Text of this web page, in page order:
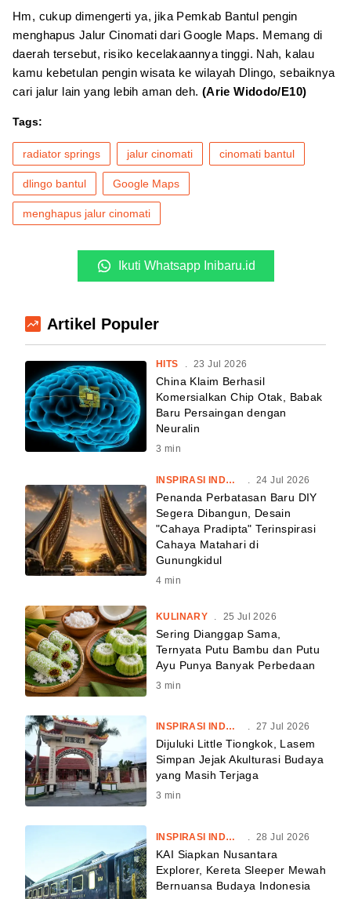
Hm, cukup dimengerti ya, jika Pemkab Bantul pengin
menghapus Jalur Cinomati dari Google Maps. Memang di
daerah tersebut, risiko kecelakaannya tinggi. Nah, kalau
kamu kebetulan pengin wisata ke wilayah Dlingo, sebaiknya
cari jalur lain yang lebih aman deh. (Arie Widodo/E10)
Tags:
radiator springs jalur cinomati cinomati bantul
dlingo bantul Google Maps
menghapus jalur cinomati
Ikuti Whatsapp Inibaru.id
Artikel Populer
HITS . 23 Jul 2026
China Klaim Berhasil
Komersialkan Chip Otak, Babak
Baru Persaingan dengan
Neuralin
3 min
INSPIRASI INDONESIA . 24 Jul 2026
Penanda Perbatasan Baru DIY
Segera Dibangun, Desain
"Cahaya Pradipta" Terinspirasi
Cahaya Matahari di
Gunungkidul
4 min
KULINARY . 25 Jul 2026
Sering Dianggap Sama,
Ternyata Putu Bambu dan Putu
Ayu Punya Banyak Perbedaan
3 min
INSPIRASI INDONESIA . 27 Jul 2026
Dijuluki Little Tiongkok, Lasem
Simpan Jejak Akulturasi Budaya
yang Masih Terjaga
3 min
INSPIRASI INDONESIA 28 Jul 2026
KAI Siapkan Nusantara
Explorer, Kereta Sleeper Mewah
Bernuansa Budaya Indonesia